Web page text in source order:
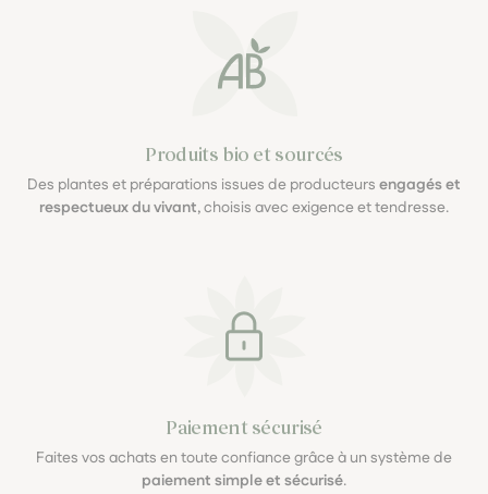
Produits bio et sourcés
Des plantes et préparations issues de producteurs engagés et
respectueux du vivant, choisis avec exigence et tendresse.
Paiement sécurisé
Faites vos achats en toute confiance grâce à un système de
paiement simple et sécurisé.